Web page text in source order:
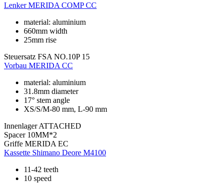
Lenker MERIDA COMP CC
material: aluminium
660mm width
25mm rise
Steuersatz FSA NO.10P 15
Vorbau MERIDA CC
material: aluminium
31.8mm diameter
17° stem angle
XS/S/M-80 mm, L-90 mm
Innenlager ATTACHED
Spacer 10MM*2
Griffe MERIDA EC
Kassette Shimano Deore M4100
11-42 teeth
10 speed